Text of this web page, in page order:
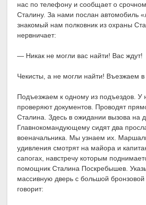
нас по телефону и сообщает о
Сталину. За нами послан автомобиль
знакомый нам полковник из охраны
нервничает:
— Никак не могли вас найти! Вас ждут!
Чекисты, а не могли найти! Въезжаем
Подъезжаем к одному из подъездов. У
проверяют документов. Проводят
Сталина. Здесь в ожидании вызова на
Главнокомандующему сидят два
военачальника. Мы узнаем их.
удивления смотрят на майора и
сапогах, навстречу которым
помощник Сталина Поскребышев.
массивную дверь с большой бронзовой
говорит: